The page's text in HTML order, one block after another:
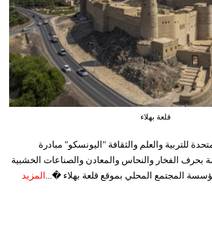
قلعة بهلاء
للتربية والعلم والثقافة "اليونسكو" مبادرة
بحرف الفخار والنحاس والمعادن والصناعات الخشبية
المجتمع المحلي بموقع قلعة بهلاء �... المزيد